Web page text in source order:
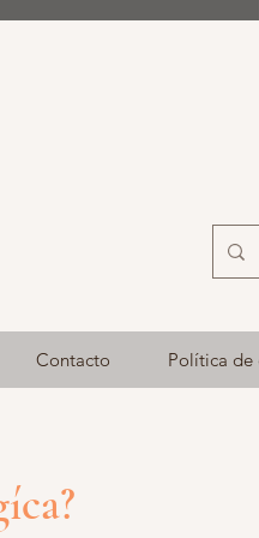
Contacto Política de